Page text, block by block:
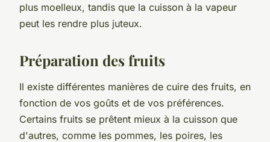
plus moelleux, tandis que la cuisson à la vapeur
peut les rendre plus juteux.
Préparation des fruits
Il existe différentes manières de cuire des fruits, en
fonction de vos goûts et de vos préférences.
Certains fruits se prêtent mieux à la cuisson que
d'autres, comme les pommes, les poires, les